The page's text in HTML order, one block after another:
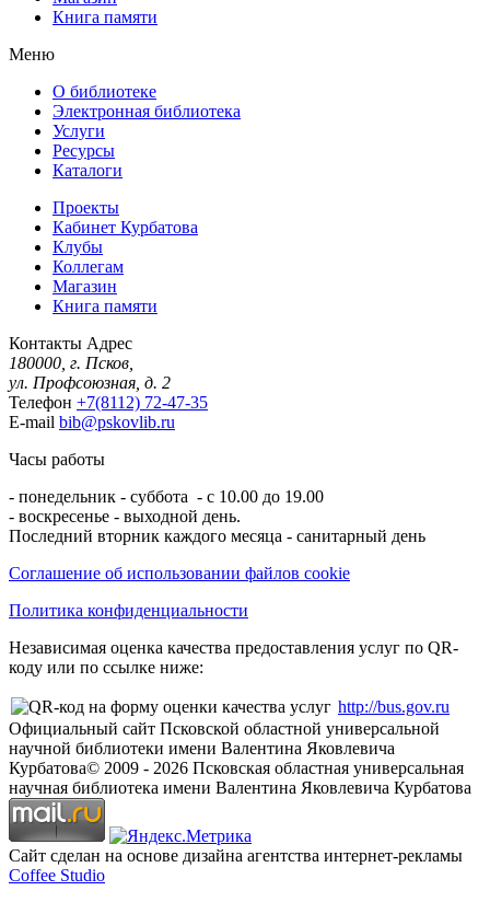
Книга памяти
Меню
О библиотеке
Электронная библиотека
Услуги
Ресурсы
Каталоги
Проекты
Кабинет Курбатова
Клубы
Коллегам
Магазин
Книга памяти
Контакты Адрес
180000, г. Псков,
ул. Профсоюзная, д. 2
Телефон +7(8112) 72-47-35
E-mail bib@pskovlib.ru
Часы работы
- понедельник - суббота - с 10.00 до 19.00
- воскресенье - выходной день.
Последний вторник каждого месяца - санитарный день
Соглашение об использовании файлов cookie
Политика конфиденциальности
Независимая оценка качества предоставления услуг по QR-
коду или по ссылке ниже:
http://bus.gov.ru
Официальный сайт Псковской областной универсальной
научной библиотеки имени Валентина Яковлевича
Курбатова© 2009 - 2026 Псковская областная универсальная
научная библиотека имени Валентина Яковлевича Курбатова
Сайт сделан на основе дизайна агентства интернет-рекламы
Coffee Studio